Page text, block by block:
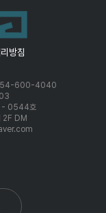
방침
054-600-4040
- 0544호
2F DM